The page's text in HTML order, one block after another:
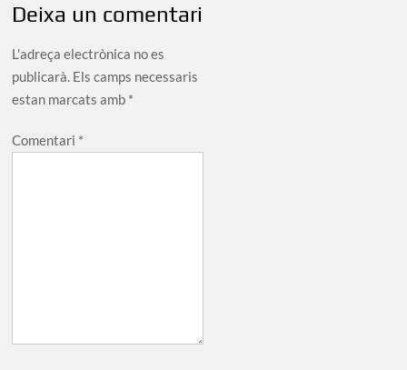
Deixa un comentari
L'adreça electrònica no es
publicarà. Els camps necessaris
estan marcats amb *
Comentari *